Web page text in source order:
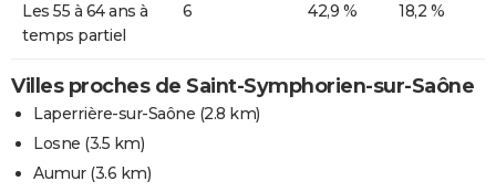
Les 55 à 64 ans à
temps partiel
6 42,9 % 18,2 %
Villes proches de Saint-Symphorien-sur-Saône
Laperrière-sur-Saône (2.8 km)
Losne (3.5 km)
Aumur(3.6 km)